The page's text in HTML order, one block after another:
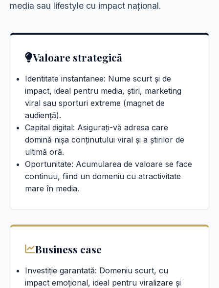
media sau lifestyle cu impact național.
Valoare strategică
Identitate instantanee: Nume scurt și de
impact, ideal pentru media, știri, marketing
viral sau sporturi extreme (magnet de
audiență).
Capital digital: Asigurați-vă adresa care
domină nișa conținutului viral și a știrilor de
ultimă oră.
Oportunitate: Acumularea de valoare se face
continuu, fiind un domeniu cu atractivitate
mare în media.
Business case
Investiție garantată: Domeniu scurt, cu
impact emoțional, ideal pentru viralizare și